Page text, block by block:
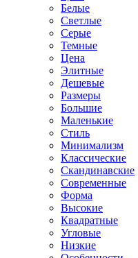
Белые
Светлые
Серые
Темные
Цена
Элитные
Дешевые
Размеры
Большие
Маленькие
Стиль
Минимализм
Классические
Скандинавские
Современные
Форма
Высокие
Квадратные
Угловые
Низкие